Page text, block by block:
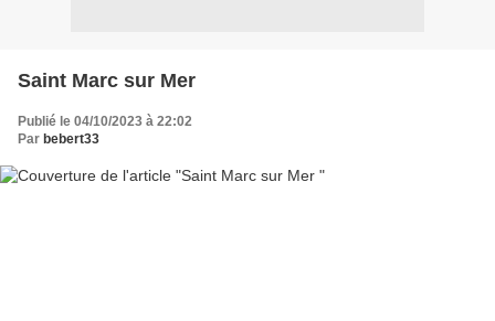
Saint Marc sur Mer
Publié le 04/10/2023 à 22:02
Par bebert33